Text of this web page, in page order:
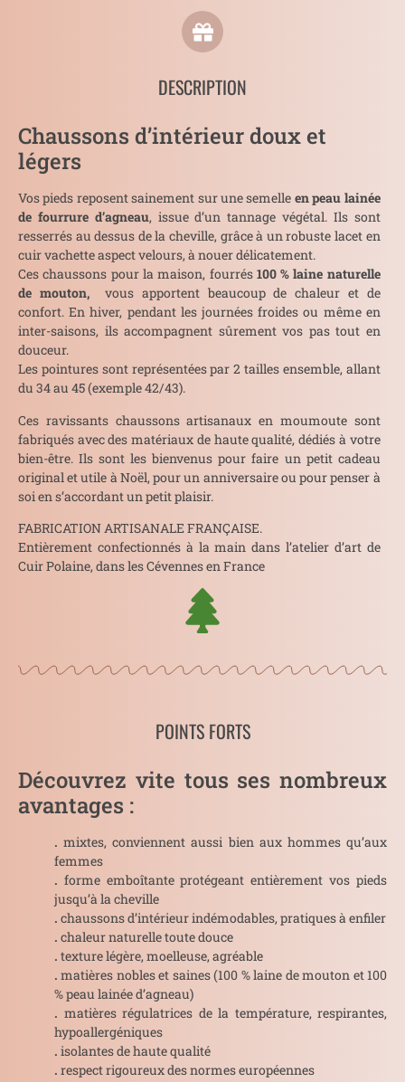
DESCRIPTION
Chaussons d’intérieur doux et
légers
Vos pieds reposent sainement sur une semelle en peau lainée
de fourrure d’agneau, issue d’un tannage végétal. Ils sont
resserrés au dessus de la cheville, grâce à un robuste lacet en
cuir vachette aspect velours, à nouer délicatement.
Ces chaussons pour la maison, fourrés 100 % laine naturelle
de mouton,vous apportent beaucoup de chaleur et de
confort. En hiver, pendant les journées froides ou même en
inter-saisons, ils accompagnent sûrement vos pas tout en
douceur.
Les pointures sont représentées par 2 tailles ensemble, allant
du 34 au 45 (exemple 42/43).
Ces ravissants chaussons artisanaux en moumoute sont
fabriqués avec des matériaux de haute qualité, dédiés à votre
bien-être. Ils sont les bienvenus pour faire un petit cadeau
original et utile à Noël, pour un anniversaire ou pour penser à
soi en s’accordant un petit plaisir.
FABRICATION ARTISANALE FRANÇAISE.
Entièrement confectionnés à la main dans l’atelier d’art de
Cuir Polaine, dans les Cévennes en France
POINTS FORTS
Découvrez vite tous ses nombreux
avantages :
. mixtes, conviennent aussi bien aux hommes qu’aux
femmes
. forme emboîtante protégeant entièrement vos pieds
jusqu’à la cheville
. chaussons d’intérieur indémodables, pratiques à enfiler
. chaleur naturelle toute douce
. texture légère, moelleuse, agréable
. matières nobles et saines (100 % laine de mouton et 100
% peau lainée d’agneau)
. matières régulatrices de la température, respirantes,
hypoallergéniques
. isolantes de haute qualité
. respect rigoureux des normes européennes